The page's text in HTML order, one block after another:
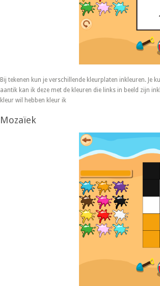
Bij tekenen kun je verschillende kleurplaten inkleuren. Je
aantik kan ik deze met de kleuren die links in beeld zijn
kleur wil hebben kleur ik
Mozaïek